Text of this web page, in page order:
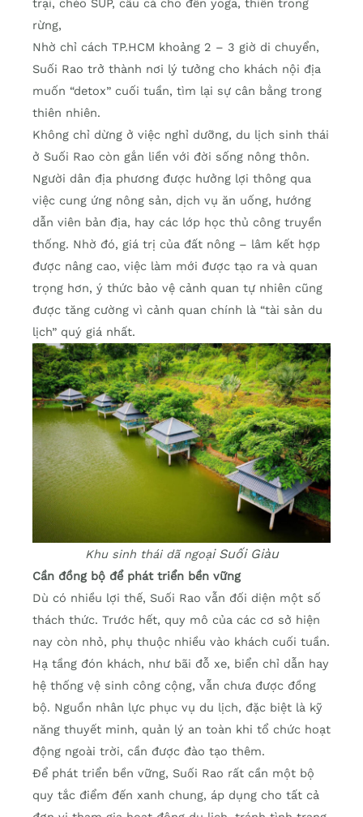
trại, chèo SUP, câu cá cho đến yoga, thiền trong
rừng,
Nhờ chỉ cách TP.HCM khoảng 2 – 3 giờ di chuyển,
Suối Rao trở thành nơi lý tưởng cho khách nội địa
muốn “detox” cuối tuần, tìm lại sự cân bằng trong
thiên nhiên.
Không chỉ dừng ở việc nghỉ dưỡng, du lịch sinh thái
ở Suối Rao còn gắn liền với đời sống nông thôn.
Người dân địa phương được hưởng lợi thông qua
việc cung ứng nông sản, dịch vụ ăn uống, hướng
dẫn viên bản địa, hay các lớp học thủ công truyền
thống. Nhờ đó, giá trị của đất nông – lâm kết hợp
được nâng cao, việc làm mới được tạo ra và quan
trọng hơn, ý thức bảo vệ cảnh quan tự nhiên cũng
được tăng cường vì cảnh quan chính là “tài sản du
lịch” quý giá nhất.
Khu sinh thái dã ngoại Suối Giàu
Cần đồng bộ để phát triển bền vững
Dù có nhiều lợi thế, Suối Rao vẫn đối diện một số
thách thức. Trước hết, quy mô của các cơ sở hiện
nay còn nhỏ, phụ thuộc nhiều vào khách cuối tuần.
Hạ tầng đón khách, như bãi đỗ xe, biển chỉ dẫn hay
hệ thống vệ sinh công cộng, vẫn chưa được đồng
bộ. Nguồn nhân lực phục vụ du lịch, đặc biệt là kỹ
năng thuyết minh, quản lý an toàn khi tổ chức hoạt
động ngoài trời, cần được đào tạo thêm.
Để phát triển bền vững, Suối Rao rất cần một bộ
quy tắc điểm đến xanh chung, áp dụng cho tất cả